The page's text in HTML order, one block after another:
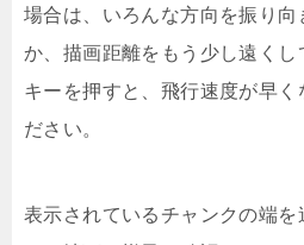
場合は、いろんな方向を振り向
か、描画距離をもう少し遠くし
キーを押すと、飛行速度が早く
ださい。
表示されているチャンクの端を